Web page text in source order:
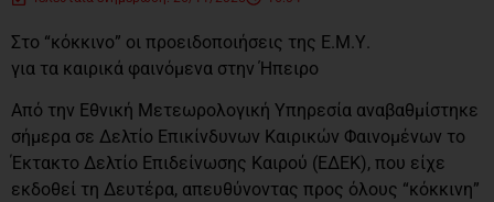
Στο “κόκκινο” οι προειδοποιήσεις της Ε.Μ.Υ.
για τα καιρικά φαινόμενα στην Ήπειρο
Από την Εθνική Μετεωρολογική Υπηρεσία αναβαθμίστηκε
σήμερα σε Δελτίο Επικίνδυνων Καιρικών Φαινομένων το
Έκτακτο Δελτίο Επιδείνωσης Καιρού (ΕΔΕΚ), που είχε
εκδοθεί τη Δευτέρα, απευθύνοντας προς όλους “κόκκινη”